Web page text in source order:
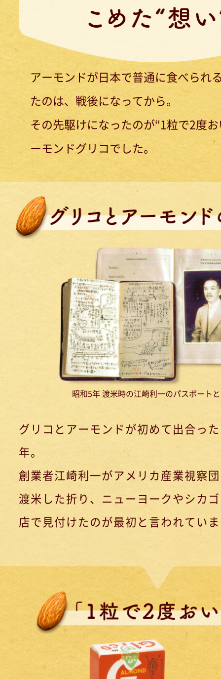
アーモンドが日本で普通に食べられ
たのは、戦後になってから。
その先駆けになったのが“1粒で2度
ーモンドグリコでした。
昭和5年 渡米時の江崎利一のパスポート
グリコとアーモンドが初めて出合っ
年。
創業者江崎利一がアメリカ産業視察
渡米した折り、ニューヨークやシカ
店で見付けたのが最初と言われてい